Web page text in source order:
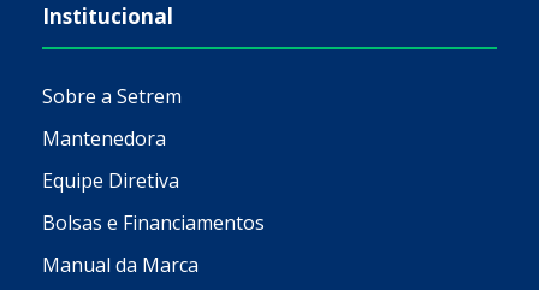
Institucional
Sobre a Setrem
Mantenedora
Equipe Diretiva
Bolsas e Financiamentos
Manual da Marca